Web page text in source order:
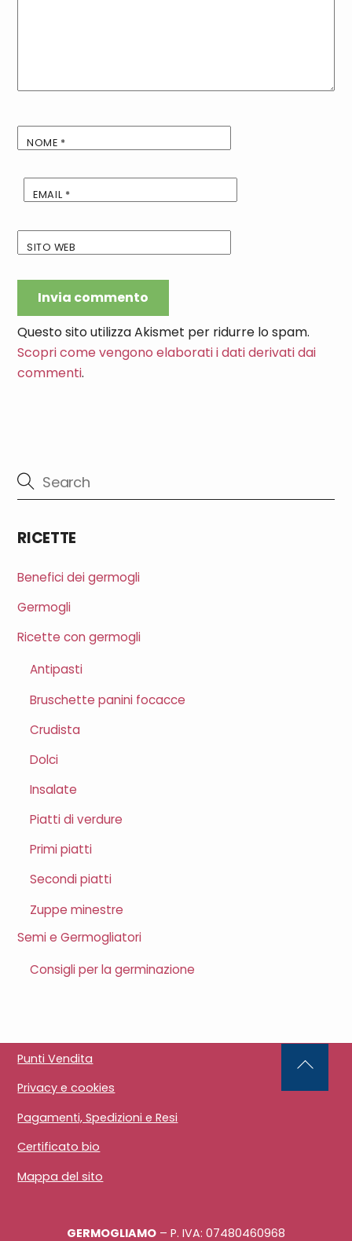
NOME *
EMAIL *
SITO WEB
Questo sito utilizza Akismet per ridurre lo spam.
Scopri come vengono elaborati i dati derivati dai
commenti.
RICETTE
Benefici dei germogli
Germogli
Ricette con germogli
Antipasti
Bruschette panini focacce
Crudista
Dolci
Insalate
Piatti di verdure
Primi piatti
Secondi piatti
Zuppe minestre
Semi e Germogliatori
Consigli per la germinazione
Punti Vendita
Privacy e cookies
Pagamenti, Spedizioni e Resi
Certificato bio
Mappa del sito
GERMOGLIAMO – P. IVA: 07480460968